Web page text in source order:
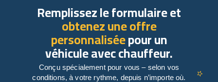
Remplissez le formulaire et
obtenez une offre
personnaliséepour un
véhicule avec chauffeur.
Conçu spécialement pour vous – selon vos
conditions, à votre rythme, depuis n’importe où.